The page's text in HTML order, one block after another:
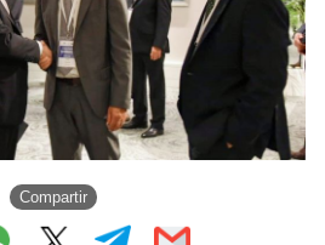
Compartir